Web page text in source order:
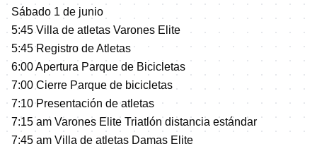
Sábado 1 de junio
5:45 Villa de atletas Varones Elite
5:45 Registro de Atletas
6:00 Apertura Parque de Bicicletas
7:00 Cierre Parque de bicicletas
7:10 Presentación de atletas
7:15 am Varones Elite Triatlón distancia estándar
7:45 am Villa de atletas Damas Elite